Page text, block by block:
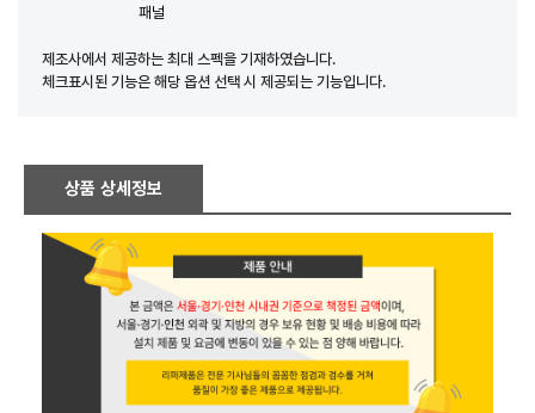
패널
제조사에서 제공하는 최대 스펙을 기재하였습니다.
체크표시된 기능은 해당 옵션 선택 시 제공되는 기능입니다.
상품 상세정보